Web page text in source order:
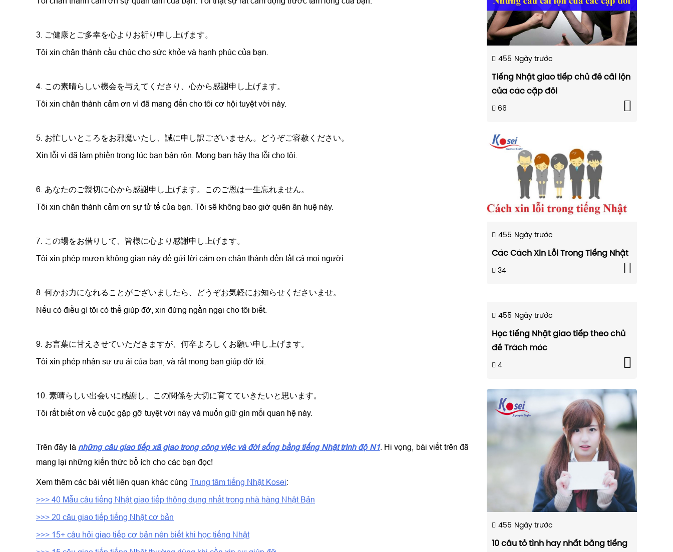
3. ご健康とご多幸を心よりお祈り申し上げます。
Tôi xin chân thành cầu chúc cho sức khỏe và hạnh phúc của bạn.
4. この素晴らしい機会を与えてくださり、心から感謝申し上げます。
Tôi xin chân thành cảm ơn vì đã mang đến cho tôi cơ hội tuyệt vời này.
5. お忙しいところをお邪魔いたし、誠に申し訳ございません。どうぞご容赦ください。
Xin lỗi vì đã làm phiền trong lúc bạn bận rộn. Mong bạn hãy tha lỗi cho tôi.
6. あなたのご親切に心から感謝申し上げます。このご恩は一生忘れません。
Tôi xin chân thành cảm ơn sự tử tế của bạn. Tôi sẽ không bao giờ quên ân huệ này.
7. この場をお借りして、皆様に心より感謝申し上げます。
Tôi xin phép mượn không gian này để gửi lời cảm ơn chân thành đến tất cả mọi người.
8. 何かお力になれることがございましたら、どうぞお気軽にお知らせくださいませ。
Nếu có điều gì tôi có thể giúp đỡ, xin đừng ngần ngại cho tôi biết.
9. お言葉に甘えさせていただきますが、何卒よろしくお願い申し上げます。
Tôi xin phép nhận sự ưu ái của bạn, và rất mong bạn giúp đỡ tôi.
10. 素晴らしい出会いに感謝し、この関係を大切に育てていきたいと思います。
Tôi rất biết ơn về cuộc gặp gỡ tuyệt vời này và muốn giữ gìn mối quan hệ này.
Trên đây là những câu giao tiếp xã giao trong công việc và đời sống bằng tiếng Nhật trình độ N1. Hi vọng, bài viết trên đã
mang lại những kiến thức bổ ích cho các bạn đọc!
Xem thêm các bài viết liên quan khác cùng Trung tâm tiếng Nhật Kosei:
>>> 40 Mẫu câu tiếng Nhật giao tiếp thông dụng nhất trong nhà hàng Nhật Bản
>>> 20 câu giao tiếp tiếng Nhật cơ bản
>>> 15+ câu hỏi giao tiếp cơ bản nên biết khi học tiếng Nhật
455 Ngày trước
Tiếng Nhật giao tiếp chủ đề cãi lộn
của các cặp đôi
66
455 Ngày trước
Các Cách Xin Lỗi Trong Tiếng Nhật
34
455 Ngày trước
Học tiếng Nhật giao tiếp theo chủ
đề Trách móc
4
455 Ngày trước
10 câu tỏ tình hay nhất bằng tiếng